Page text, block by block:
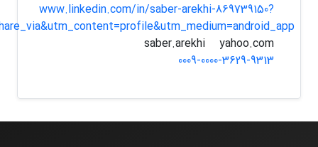
www.linkedin.com/in/saber-arekhi-869739150?
yahoo.com
0009-0000-3629-9313